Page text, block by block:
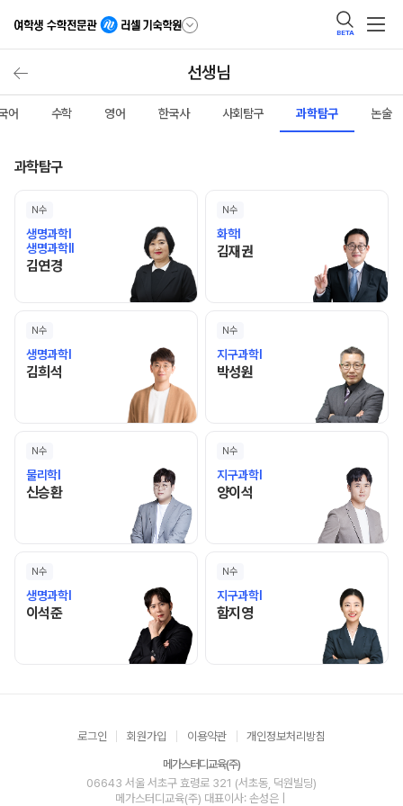
BETA
선생님
어 수학 영어 한국사 사회탐구 과학탐구 논술
과학탐구
N수
생명과학I
생명과학II
김연경김연경 선생님 홈 바로가기
N수
화학I
김재권김재권 선생님 홈 바로가기
N수
생명과학I
김희석 김희석 선생님 홈 바로가기
N수
지구과학I
박성원박성원 선생님 홈 바로가기
N수
물리학I
신승환신승환 선생님 홈 바로가기
N수
지구과학I
양이석 양이석 선생님 홈 바로가기
N수
생명과학I
이석준이석준 선생님 홈 바로가기
N수
지구과학I
함지영함지영 선생님 홈 바로가기
로그인 회원가입 이용약관 개인정보처리방침
메가스터디교육(주)
06643 서울 서초구 효령로 321 (서초동, 덕원빌딩)
메가스터디교육(주) 대표이사: 손성은 |